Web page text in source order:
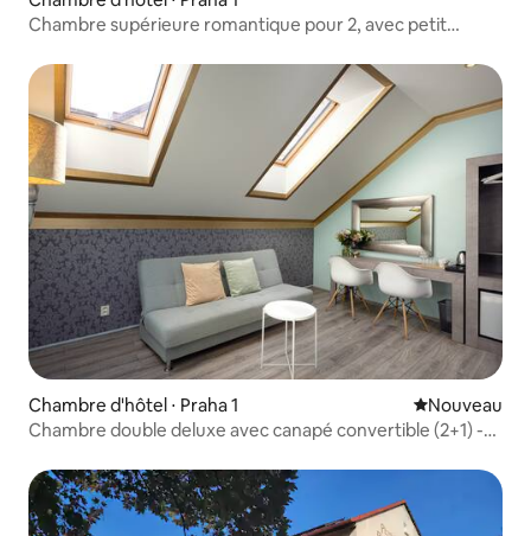
Chambre supérieure romantique pour 2, avec petit
Chambre d'hôtel ⋅ Praha 1 Nouvel
Nouveau
Chambre double deluxe avec canapé convertible (2+1) -